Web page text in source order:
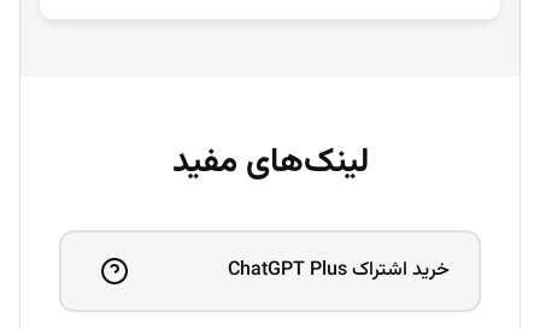
لینک‌های مفید
خرید اشتراک ChatGPT Plus